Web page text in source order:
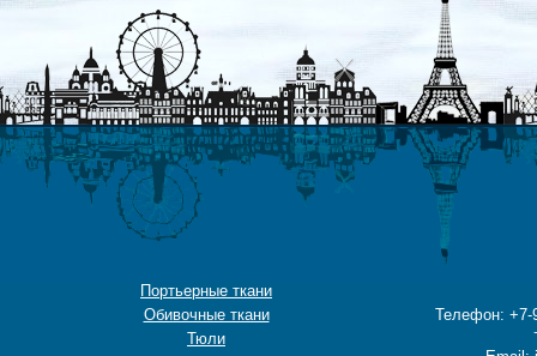
Портьерные ткани
Обивочные ткани
Тюли
Телефон: +7-